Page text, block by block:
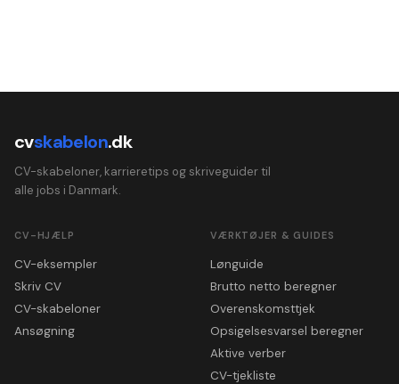
cvskabelon.dk
CV-skabeloner, karrieretips og skriveguider til
alle jobs i Danmark.
CV-HJÆLP
CV-eksempler
Skriv CV
CV-skabeloner
Ansøgning
VÆRKTØJER & GUIDES
Lønguide
Brutto netto beregner
Overenskomsttjek
Opsigelsesvarsel beregner
Aktive verber
CV-tjekliste